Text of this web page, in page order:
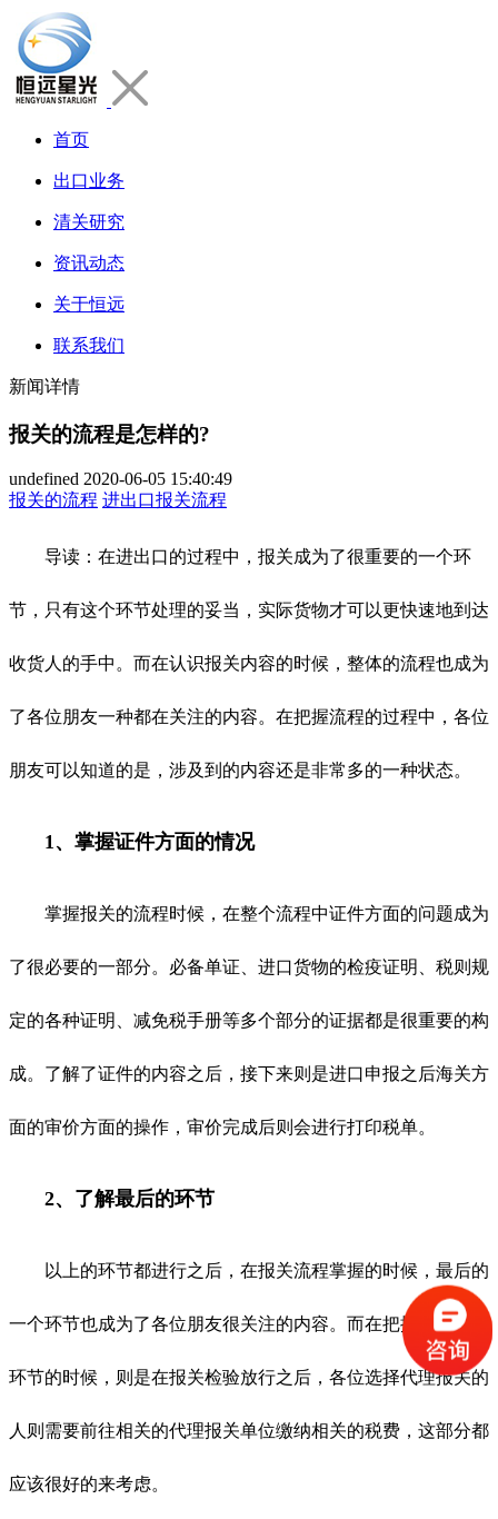
首页
出口业务
清关研究
资讯动态
关于恒远
联系我们
新闻详情
报关的流程是怎样的?
undefined 2020-06-05 15:40:49
报关的流程 进出口报关流程
导读：在进出口的过程中，报关成为了很重要的一个环
节，只有这个环节处理的妥当，实际货物才可以更快速地到达
收货人的手中。而在认识报关内容的时候，整体的流程也成为
了各位朋友一种都在关注的内容。在把握流程的过程中，各位
朋友可以知道的是，涉及到的内容还是非常多的一种状态。
1、掌握证件方面的情况
掌握报关的流程时候，在整个流程中证件方面的问题成为
了很必要的一部分。必备单证、进口货物的检疫证明、税则规
定的各种证明、减免税手册等多个部分的证据都是很重要的构
成。了解了证件的内容之后，接下来则是进口申报之后海关方
面的审价方面的操作，审价完成后则会进行打印税单。
2、了解最后的环节
以上的环节都进行之后，在报关流程掌握的时候，最后的
一个环节也成为了各位朋友很关注的内容。而在把握最后一个
环节的时候，则是在报关检验放行之后，各位选择代理报关的
人则需要前往相关的代理报关单位缴纳相关的税费，这部分都
应该很好的来考虑。